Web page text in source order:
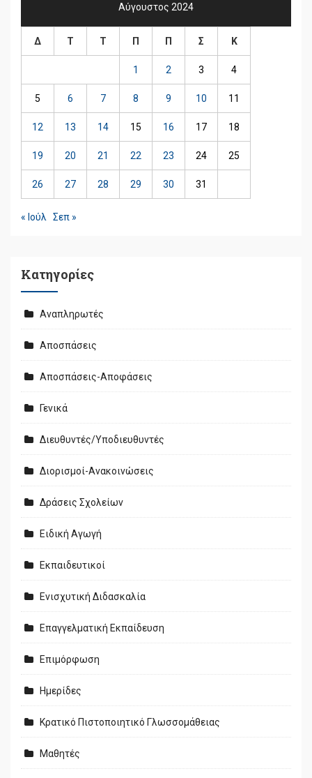
Αύγουστος 2024
Δ Τ Τ Π Π Σ Κ
1 2 3 4
5 6 7 8 9 10 11
12 13 14 15 16 17 18
19 20 21 22 23 24 25
26 27 28 29 30 31
« Ιούλ Σεπ »
Kατηγορίες
Αναπληρωτές
Αποσπάσεις
Αποσπάσεις-Αποφάσεις
Γενικά
Διευθυντές/Υποδιευθυντές
Διορισμοί-Ανακοινώσεις
Δράσεις Σχολείων
Ειδική Αγωγή
Εκπαιδευτικοί
Ενισχυτική Διδασκαλία
Επαγγελματική Εκπαίδευση
Επιμόρφωση
Ημερίδες
Κρατικό Πιστοποιητικό Γλωσσομάθειας
Μαθητές